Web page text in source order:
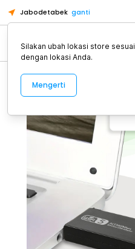
Jabodetabek ganti
Alat Kopi
Silakan ubah lokasi store sesuai
dengan lokasi Anda.
Mengerti